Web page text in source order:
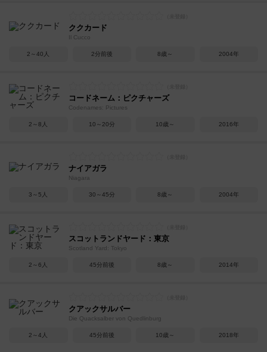
ククカード
Il Cucco
2～40人 2分前後 8歳～ 2004年
コードネーム：ピクチャーズ
Codenames: Pictures
2～8人 10～20分 10歳～ 2016年
ナイアガラ
Niagara
3～5人 30～45分 8歳～ 2004年
スコットランドヤード：東京
Scotland Yard: Tokyo
2～6人 45分前後 8歳～ 2014年
クアックサルバー
Die Quacksalber von Quedlinburg
2～4人 45分前後 10歳～ 2018年